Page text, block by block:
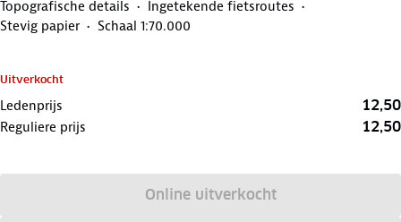
Topografische details
Ingetekende fietsroutes
Stevig papier
Schaal 1:70.000
Uitverkocht
Ledenprijs 12,50
Reguliere prijs 12,50
Online uitverkocht